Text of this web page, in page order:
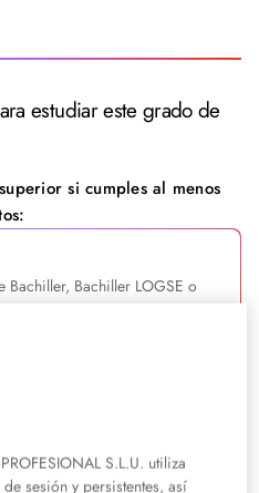
estudiar este grado de
si cumples al menos
Bachiller, Bachiller LOGSE o
Grado Medio
Diseño.
equivalente
S.L.U. utiliza
sesión y persistentes, así